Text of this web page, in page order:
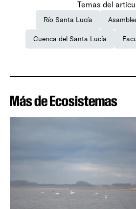
Temas del
Río Santa Lucía
Cuenca del Santa Lucía
Más de Ecosistemas